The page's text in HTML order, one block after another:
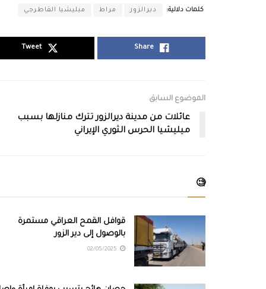
كلمات دلالية: ديرالزور مراط ميليشيا القاطرجي
Share
Tweet
الموضوع السابق
عائلات من مدينة ديرالزور تترك منازلها بسبب
ميليشيا الحرس الثوري الإيراني
🧐
قوافل القمح العراقي مستمرة
بالوصول إلى دير الزور